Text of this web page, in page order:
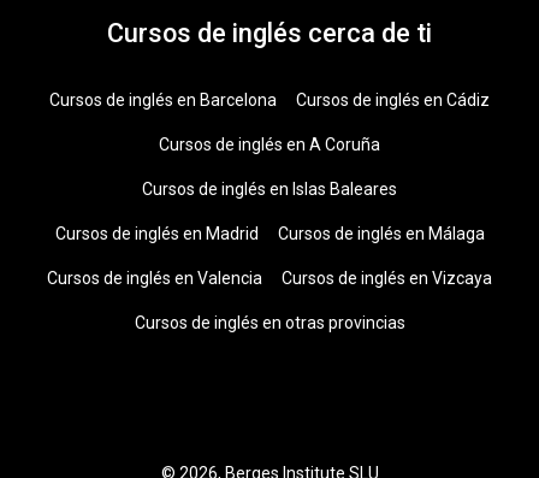
Cursos de inglés cerca de ti
Cursos de inglés en Barcelona Cursos de inglés en Cádiz
Cursos de inglés en A Coruña
Cursos de inglés en Islas Baleares
Cursos de inglés en Madrid Cursos de inglés en Málaga
Cursos de inglés en Valencia Cursos de inglés en Vizcaya
Cursos de inglés en otras provincias
© 2026, Berges Institute SLU